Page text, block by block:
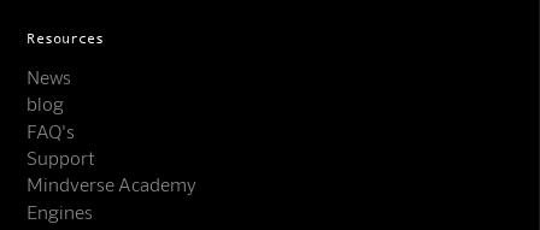
Online · KI-Assistent
Resources
News
blog
FAQ's
Support
Mindverse Academy
Engines